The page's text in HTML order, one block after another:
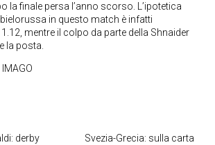
la finale persa l’anno scorso. L’ipotetica
in questo match è infatti
mentre il colpo da parte della Shnaider
la posta.
derby
Svezia-Grecia: sulla carta